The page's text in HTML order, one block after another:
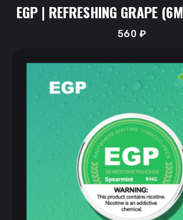
EGP | REFRESHING GRAPE
560 ₽